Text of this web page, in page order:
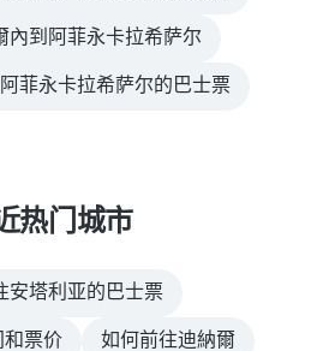
內到阿菲永卡拉希萨尔
菲永卡拉希萨尔的巴士票
热门城市
安塔利亚的巴士票
和票价 如何前往迪納爾